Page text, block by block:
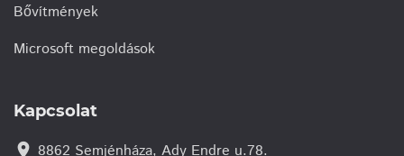
Bővítmények
Microsoft megoldások
Kapcsolat
location_on 8862 Semjénháza, Ady Endre u.78.